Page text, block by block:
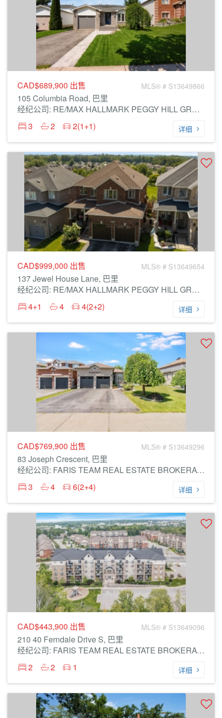
CAD$689,900 出售 MLS® # S13649866
105 Columbia Road, 巴里
经纪公司: RE/MAX HALLMARK PEGGY HILL GROUP REALTY
3
2 2(1+1) 详细
CAD$999,000 出售 MLS® # S13649654
137 Jewel House Lane, 巴里
经纪公司: RE/MAX HALLMARK PEGGY HILL GROUP REALTY
4+1
4 4(2+2) 详细
CAD$769,900 出售 MLS® # S13649296
83 Joseph Crescent, 巴里
经纪公司: FARIS TEAM REAL ESTATE BROKERAGE
3
4 6(2+4) 详细
CAD$443,900 出售 MLS® # S13649096
210 40 Ferndale Drive S, 巴里
经纪公司: FARIS TEAM REAL ESTATE BROKERAGE
2
2 1 详细